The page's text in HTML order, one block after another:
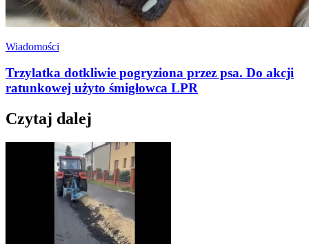
Wiadomości
Trzylatka dotkliwie pogryziona przez psa. Do akcji
ratunkowej użyto śmigłowca LPR
Czytaj dalej